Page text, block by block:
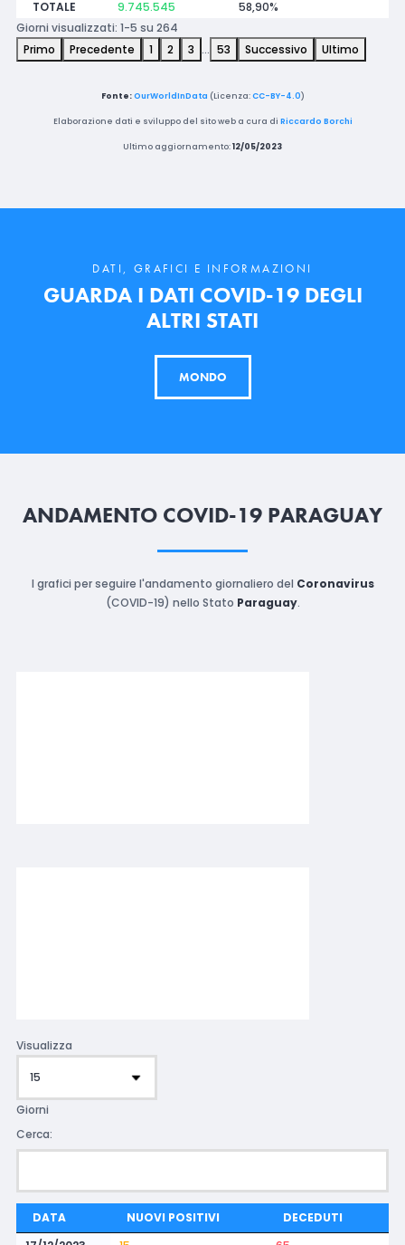
TOTALE 9.745.545
58,90%
Giorni visualizzati: 1-5 su 264
Primo
Precedente 1 2 3 … 53 Successivo Ultimo
Fonte: OurWorldInData (Licenza:CC-BY-4.0)
Elaborazione dati e sviluppo del sito web a cura di Riccardo Borchi
Ultimo aggiornamento:12/05/2023
DATI, GRAFICI E INFORMAZIONI
GUARDA I DATI COVID-19 DEGLI
ALTRI STATI
MONDO
ANDAMENTO COVID-19 PARAGUAY
I grafici per seguire l'andamento giornaliero del Coronavirus
(COVID-19) nello Stato Paraguay.
Visualizza
Giorni
Cerca:
DATA NUOVI POSITIVI
DECEDUTI